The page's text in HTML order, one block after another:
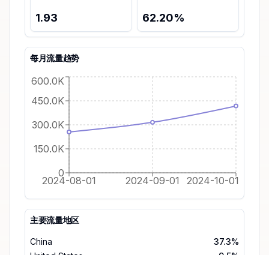
1.93 62.20%
每月流量趋势
2024-08-01 2024-09-01 2024-10-01
0
150.0K
300.0K
450.0K
600.0K
主要流量地区
China
37.3%